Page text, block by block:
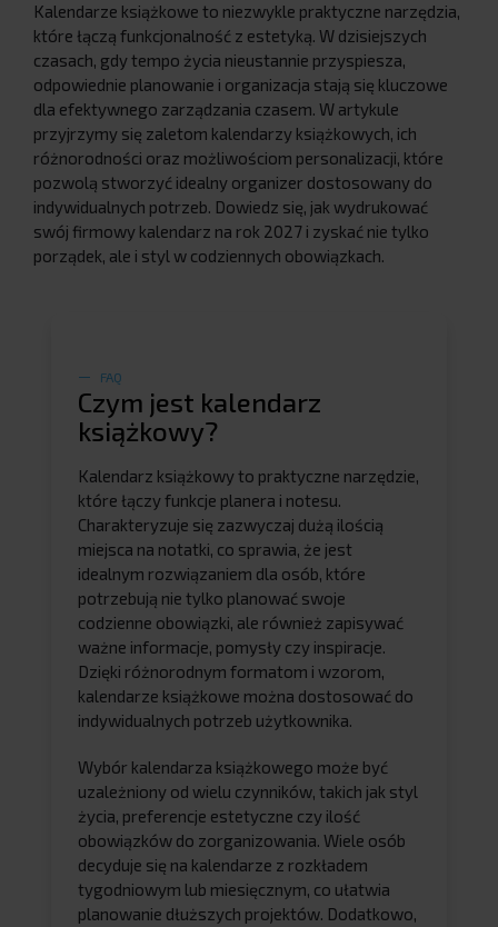
Kalendarze książkowe to niezwykle praktyczne narzędzia,
które łączą funkcjonalność z estetyką. W dzisiejszych
czasach, gdy tempo życia nieustannie przyspiesza,
odpowiednie planowanie i organizacja stają się kluczowe
dla efektywnego zarządzania czasem. W artykule
przyjrzymy się zaletom kalendarzy książkowych, ich
różnorodności oraz możliwościom personalizacji, które
pozwolą stworzyć idealny organizer dostosowany do
indywidualnych potrzeb. Dowiedz się, jak wydrukować
swój firmowy kalendarz na rok 2027 i zyskać nie tylko
porządek, ale i styl w codziennych obowiązkach.
FAQ
Czym jest kalendarz
książkowy?
Kalendarz książkowy to praktyczne narzędzie,
które łączy funkcje planera i notesu.
Charakteryzuje się zazwyczaj dużą ilością
miejsca na notatki, co sprawia, że jest
idealnym rozwiązaniem dla osób, które
potrzebują nie tylko planować swoje
codzienne obowiązki, ale również zapisywać
ważne informacje, pomysły czy inspiracje.
Dzięki różnorodnym formatom i wzorom,
kalendarze książkowe można dostosować do
indywidualnych potrzeb użytkownika.
Wybór kalendarza książkowego może być
uzależniony od wielu czynników, takich jak styl
życia, preferencje estetyczne czy ilość
obowiązków do zorganizowania. Wiele osób
decyduje się na kalendarze z rozkładem
tygodniowym lub miesięcznym, co ułatwia
planowanie dłuższych projektów. Dodatkowo,